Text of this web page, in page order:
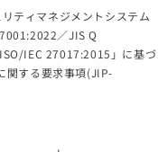
ティマネジメントシステム
／JIS Q
IEC 27017:2015」に基づ
関する要求事項(JIP-